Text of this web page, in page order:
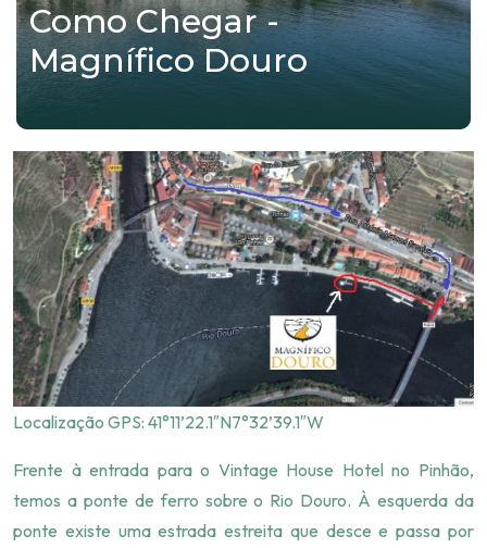
Como Chegar -
Magnífico Douro
Localização GPS: 41°11’22.1″N7°32’39.1″W
Frente à entrada para o Vintage House Hotel no Pinhão,
temos a ponte de ferro sobre o Rio Douro. À esquerda da
ponte existe uma estrada estreita que desce e passa por